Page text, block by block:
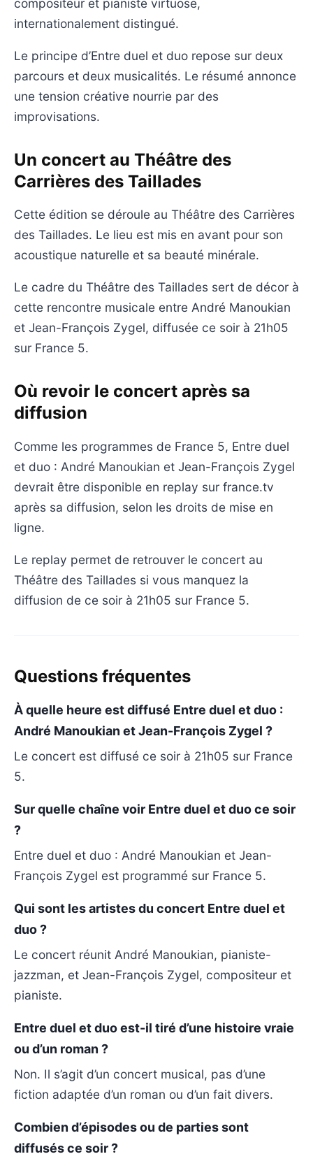
internationalement distingué.
Le principe d’Entre duel et duo repose sur deux
parcours et deux musicalités. Le résumé annonce
une tension créative nourrie par des
improvisations.
Un concert au Théâtre des
Carrières des Taillades
Cette édition se déroule au Théâtre des Carrières
des Taillades. Le lieu est mis en avant pour son
acoustique naturelle et sa beauté minérale.
Le cadre du Théâtre des Taillades sert de décor à
cette rencontre musicale entre André Manoukian
et Jean-François Zygel, diffusée ce soir à 21h05
sur France 5.
Où revoir le concert après sa
diffusion
Comme les programmes de France 5, Entre duel
et duo : André Manoukian et Jean-François Zygel
devrait être disponible en replay sur france.tv
après sa diffusion, selon les droits de mise en
ligne.
Le replay permet de retrouver le concert au
Théâtre des Taillades si vous manquez la
diffusion de ce soir à 21h05 sur France 5.
Questions fréquentes
À quelle heure est diffusé Entre duel et duo :
André Manoukian et Jean-François Zygel ?
Le concert est diffusé ce soir à 21h05 sur France
5.
Sur quelle chaîne voir Entre duel et duo ce soir
?
Entre duel et duo : André Manoukian et Jean-
François Zygel est programmé sur France 5.
Qui sont les artistes du concert Entre duel et
duo ?
Le concert réunit André Manoukian, pianiste-
jazzman, et Jean-François Zygel, compositeur et
pianiste.
Entre duel et duo est-il tiré d’une histoire vraie
ou d’un roman ?
Non. Il s’agit d’un concert musical, pas d’une
fiction adaptée d’un roman ou d’un fait divers.
Combien d’épisodes ou de parties sont
diffusés ce soir ?